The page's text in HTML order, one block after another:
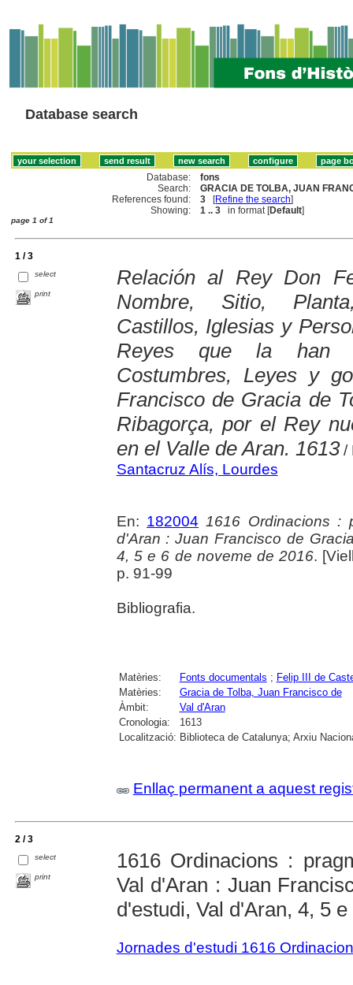
Database search
Database:
fons
Search:
GRACIA DE TOLBA, JUAN
References found:
3 [Refine the search]
Showing:
1 .. 3 in format [Default]
page 1 of 1
1 / 3
select
print
Relación al Rey Don
Nombre, Sitio,
Castillos, Iglesias y
Reyes que la han
Costumbres, Leyes y
Francisco de Gracia de
Ribagorça, por el Rey
en el Valle de Aran. 1613/
Santacruz Alís, Lourdes
En: 182004 1616 Ordinacions :
d'Aran : Juan Francisco de
4, 5 e 6 de noveme de 2016.
p. 91-99
Bibliografia.
Matèries: Fonts documentals ; Felip III de
Matèries:
Gracia de Tolba, Juan Francisco de
Àmbit:
Val d'Aran
Cronologia:
1613
Localització: Biblioteca de Catalunya; Arxiu
Enllaç permanent a aquest
2 / 3
select
print
1616 Ordinacions :
Val d'Aran : Juan
d'estudi, Val d'Aran, 4, 5
Jornades d'estudi 1616